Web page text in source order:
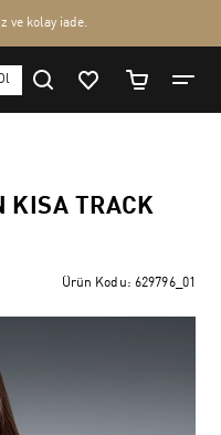
KISA TRACK
Ürün Kodu: 629796_01